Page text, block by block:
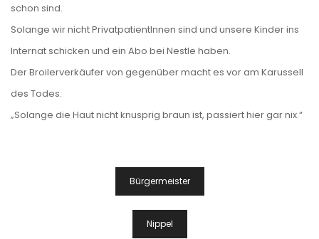
schon sind.
Solange wir nicht PrivatpatientInnen sind und unsere Kinder ins
Internat schicken und ein Abo bei Nestle haben.
Der Broilerverkäufer von gegenüber macht es vor am Karussell
des Todes.
„Solange die Haut nicht knusprig braun ist, passiert hier gar nix.“
BeitragsnavigationBürgermeister
Nippel